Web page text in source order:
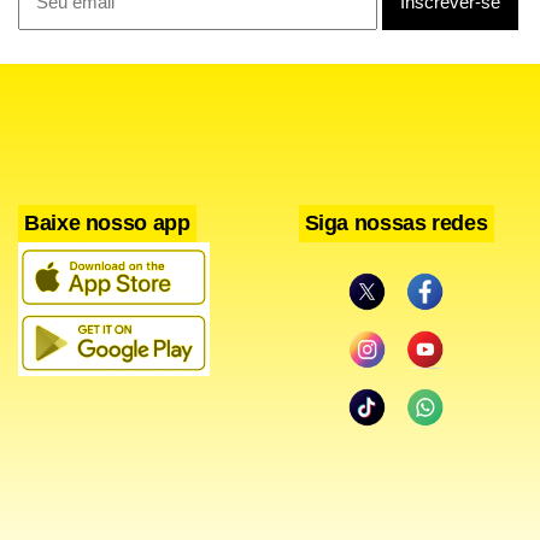
Pacientes da Farmácia de Alto Custo já podem
agendar online
Jogos Escolares do DF começam com foco em
inclusão e cidadania
Ainda conforme a corporação, objetos pertencentes à
Baixe nosso app Siga nossas redes